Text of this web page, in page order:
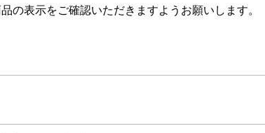
表示をご確認いただきますようお願いします。